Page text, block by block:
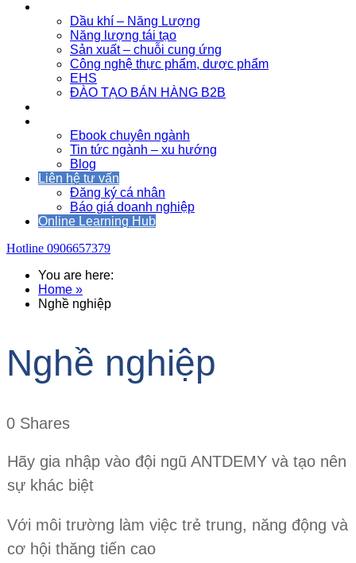
Dầu khí – Năng Lượng
Năng lượng tái tạo
Sản xuất – chuỗi cung ứng
Công nghệ thực phẩm, dược phẩm
EHS
ĐÀO TẠO BÁN HÀNG B2B
Ebook chuyên ngành
Tin tức ngành – xu hướng
Blog
Liên hệ tư vấn
Đăng ký cá nhân
Báo giá doanh nghiệp
Online Learning Hub
Hotline 0906657379
You are here:
Home »
Nghề nghiệp
Nghề nghiệp
0 Shares
Hãy gia nhập vào đội ngũ ANTDEMY và tạo nên
sự khác biệt
Với môi trường làm việc trẻ trung, năng động và
cơ hội thăng tiến cao